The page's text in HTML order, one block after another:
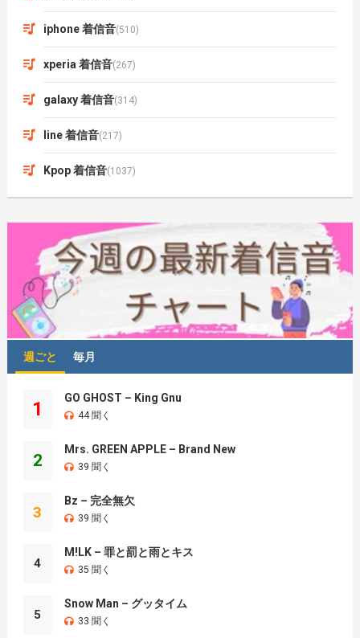
iphone 着信音(510)
xperia 着信音(267)
galaxy 着信音(314)
line 着信音(217)
Kpop 着信音(1037)
週ごと 毎月
1
GO GHOST – King Gnu
44 聞く
2
Mrs. GREEN APPLE – Brand New
39 聞く
3
Bz – 完全無欠
39 聞く
4
M!LK – 罪と罰と雨とキス
35 聞く
5
Snow Man – グッタイム
33 聞く